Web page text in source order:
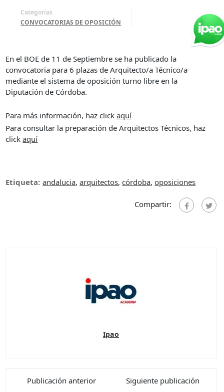
Categorías
CONVOCATORIAS DE OPOSICIÓN
En el BOE de 11 de Septiembre se ha publicado la
convocatoria para 6 plazas de Arquitecto/a Técnico/a
mediante el sistema de oposición turno libre en la
Diputación de Córdoba.
Para más información, haz clickaquí
Para consultar la preparación de Arquitectos Técnicos, haz
clickaquí
Etiqueta: andalucia,arquitectos,córdoba,oposiciones
Compartir:
Ipao
Publicación anterior
Siguiente publicación